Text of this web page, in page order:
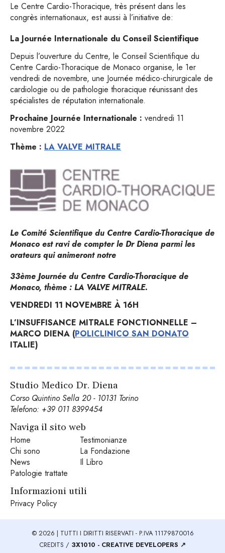
Le Centre Cardio-Thoracique, très présent dans les
congrès internationaux, est aussi à l’initiative de:
La Journée Internationale du Conseil Scientifique
Depuis l’ouverture du Centre, le Conseil Scientifique du
Centre Cardio-Thoracique de Monaco organise, le 1er
vendredi de novembre, une Journée médico-chirurgicale de
cardiologie ou de pathologie thoracique réunissant des
spécialistes de réputation internationale.
Prochaine Journée Internationale : vendredi 11
novembre 2022
Thème : LA VALVE MITRALE
Le Comité Scientifique du Centre Cardio-Thoracique de
Monaco est ravi de compter le Dr Diena parmi les
orateurs qui animeront notre
33ème Journée du Centre Cardio-Thoracique de
Monaco, thème : LA VALVE MITRALE.
VENDREDI 11 NOVEMBRE À 16H
L’INSUFFISANCE MITRALE FONCTIONNELLE –
MARCO DIENA (POLICLINICO SAN DONATO
ITALIE)
Studio Medico Dr. Diena
Corso Quintino Sella 20 - 10131 Torino
Telefono: +39 011 8399454
Naviga il sito web
Home
Chi sono
News
Patologie trattate
Testimonianze
La Fondazione
Il Libro
Informazioni utili
Privacy Policy
© 2026 | TUTTI I DIRITTI RISERVATI - P.IVA 11179870016
CREDITS / 3X1010 - CREATIVE DEVELOPERS ↗